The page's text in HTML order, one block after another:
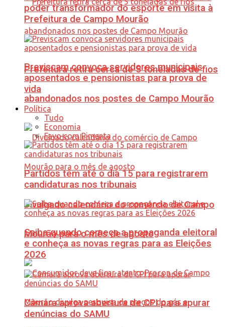
Prefeitura retira cerca de 5 toneladas de fios
abandonados nos postes de Campo Mourão
Divulgado calendário do comércio de Campo
Mourão para o mês de agosto
poder transformador do esporte em visita à
Prefeitura de Campo Mourão
Previscam convoca servidores municipais
aposentados e pensionistas para prova de
vida
Política
Tudo
Economia
Favo com Pimenta
Partidos têm até o dia 15 para registrarem
candidaturas nos tribunais
Saiba quando começa a propaganda eleitoral
e conheça as novas regras para as Eleições
2026
Câmara aprova abertura de CPI para apurar
denúncias do SAMU